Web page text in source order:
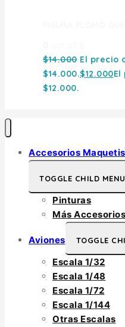
$14.000 El precio
$14.000.$12.000El
$12.000.
Accesorios
TOGGLE CHILD MENU
Pinturas
Más Accesorios
Aviones TOGGLE
Escala 1/32
Escala 1/48
Escala 1/72
Escala 1/144
Otras Escalas